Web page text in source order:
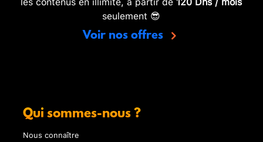
seulement 😎
Voir nos offres
Qui sommes-nous ?
Nous connaître